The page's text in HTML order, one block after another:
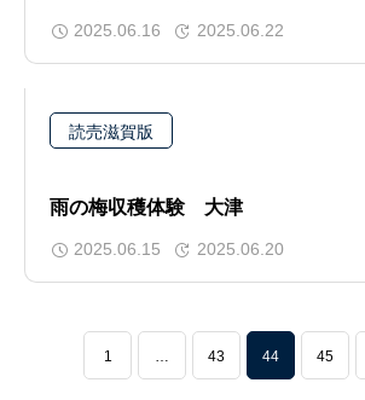
2025.06.16 2025.06.22
読売滋賀版
雨の梅収穫体験 大津
2025.06.15 2025.06.20
1 … 43 44 45